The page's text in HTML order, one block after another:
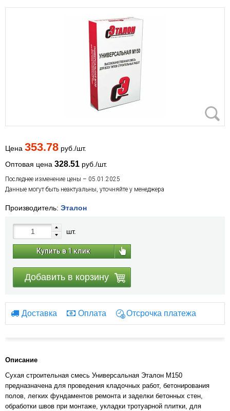
Цена 353.78 руб./шт.
Оптовая цена 328.51 руб./шт.
Последнее изменение цены – 05.01.2025
Данные могут быть неактуальны, уточняйте у менеджера
Производитель: Эталон
шт.
Купить в 1 клик
Добавить в корзину
Доставка Оплата Отсрочка платежа
Описание
Сухая строительная смесь Универсальная Эталон М150
предназначена для проведения кладочных работ, бетонирования
полов, легких фундаментов ремонта и заделки бетонных стен,
обработки швов при монтаже, укладки тротуарной плитки, для